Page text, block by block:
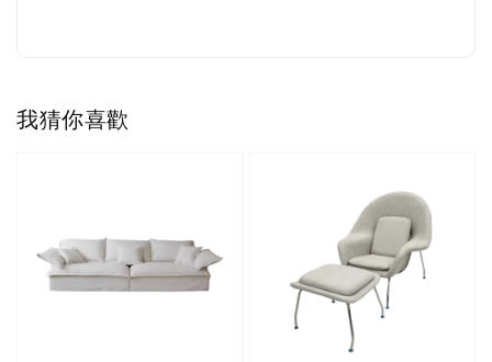
我猜你喜歡